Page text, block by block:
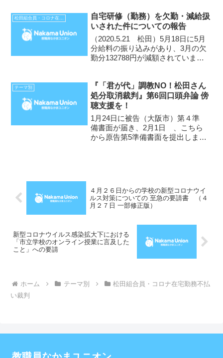
教育委員会が欧州からの帰国者で
ある私の自宅勤務（または職務専
念義務免除〈職免〉、自宅での...
松田組合員・コロナ在宅勤務不払い裁判
自宅研修（勤務）を欠勤・減給扱
いされた件についての報告
（2020.5.21 松田）5月18日に5月
分給料の振り込みがあり、3月の欠
勤分132788円が減額されていまし
際は8日分なので減額は、118036
円。差額は、６月分給料で補正
さ...
テーマ別
『「君が代」調教NO！松田さん
処分取消裁判』第6回口頭弁論 傍
聴支援を！
1月24日に被告（大阪市）第４準
備書面が届き、2月1日 、こちら
から原告第5準備書面を提出しまし
４月２６日からの学校の新型コロナウイ
ルス対策についての 至急の要請書 （４
月２７日 一部修正版）
新型コロナウイルス感染拡大下における
「市立学校のオンライン授業に言及した
こと」への要請
ホーム テーマ別
松田組合員・コロナ在宅勤務不払
い裁判